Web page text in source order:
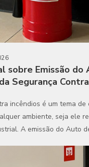
sobre Emissão do
Segurança
incêndios é um tema de
ambiente, seja ele
A emissão do Auto